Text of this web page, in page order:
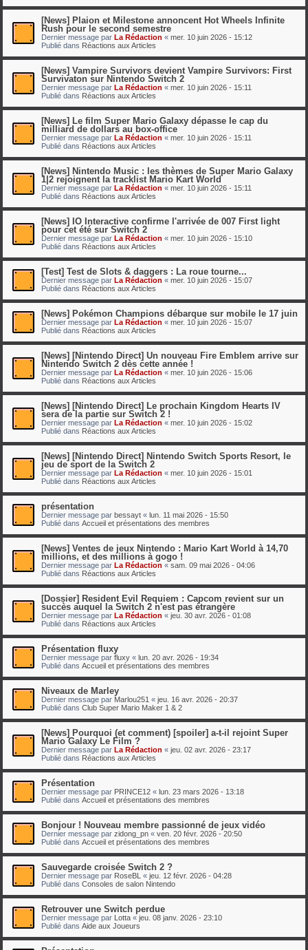
[News] Plaion et Milestone annoncent Hot Wheels Infinite
Rush pour le second semestre
Dernier message par La Rédaction « mer. 10 juin 2026 - 15:12
Publié dans Réactions aux Articles
[News] Vampire Survivors devient Vampire Survivors: First
Survivaton sur Nintendo Switch 2
Dernier message par La Rédaction « mer. 10 juin 2026 - 15:11
Publié dans Réactions aux Articles
[News] Le film Super Mario Galaxy dépasse le cap du
milliard de dollars au box-office
Dernier message par La Rédaction « mer. 10 juin 2026 - 15:11
Publié dans Réactions aux Articles
[News] Nintendo Music : les thèmes de Super Mario Galaxy
1|2 rejoignent la tracklist Mario Kart World
Dernier message par La Rédaction « mer. 10 juin 2026 - 15:11
Publié dans Réactions aux Articles
[News] IO Interactive confirme l'arrivée de 007 First light
pour cet été sur Switch 2
Dernier message par La Rédaction « mer. 10 juin 2026 - 15:10
Publié dans Réactions aux Articles
[Test] Test de Slots & daggers : La roue tourne...
Dernier message par La Rédaction « mer. 10 juin 2026 - 15:07
Publié dans Réactions aux Articles
[News] Pokémon Champions débarque sur mobile le 17 juin
Dernier message par La Rédaction « mer. 10 juin 2026 - 15:07
Publié dans Réactions aux Articles
[News] [Nintendo Direct] Un nouveau Fire Emblem arrive sur
Nintendo Switch 2 dès cette année !
Dernier message par La Rédaction « mer. 10 juin 2026 - 15:06
Publié dans Réactions aux Articles
[News] [Nintendo Direct] Le prochain Kingdom Hearts IV
sera de la partie sur Switch 2 !
Dernier message par La Rédaction « mer. 10 juin 2026 - 15:02
Publié dans Réactions aux Articles
[News] [Nintendo Direct] Nintendo Switch Sports Resort, le
jeu de sport de la Switch 2
Dernier message par La Rédaction « mer. 10 juin 2026 - 15:01
Publié dans Réactions aux Articles
présentation
Dernier message par bessayt « lun. 11 mai 2026 - 15:50
Publié dans Accueil et présentations des membres
[News] Ventes de jeux Nintendo : Mario Kart World à 14,70
millions, et des millions à gogo !
Dernier message par La Rédaction « sam. 09 mai 2026 - 04:06
Publié dans Réactions aux Articles
[Dossier] Resident Evil Requiem : Capcom revient sur un
succès auquel la Switch 2 n'est pas étrangère
Dernier message par La Rédaction « jeu. 30 avr. 2026 - 01:08
Publié dans Réactions aux Articles
Présentation fluxy
Dernier message par fluxy « lun. 20 avr. 2026 - 19:34
Publié dans Accueil et présentations des membres
Niveaux de Marley
Dernier message par Marlou251 « jeu. 16 avr. 2026 - 20:37
Publié dans Club Super Mario Maker 1 & 2
[News] Pourquoi (et comment) [spoiler] a-t-il rejoint Super
Mario Galaxy Le Film ?
Dernier message par La Rédaction « jeu. 02 avr. 2026 - 23:17
Publié dans Réactions aux Articles
Présentation
Dernier message par PRINCE12 « lun. 23 mars 2026 - 13:18
Publié dans Accueil et présentations des membres
Bonjour ! Nouveau membre passionné de jeux vidéo
Dernier message par zidong_pn « ven. 20 févr. 2026 - 20:50
Publié dans Accueil et présentations des membres
Sauvegarde croisée Switch 2 ?
Dernier message par RoseBL « jeu. 12 févr. 2026 - 04:28
Publié dans Consoles de salon Nintendo
Retrouver une Switch perdue
Dernier message par Lotta « jeu. 08 janv. 2026 - 23:10
Publié dans Aide aux Joueurs